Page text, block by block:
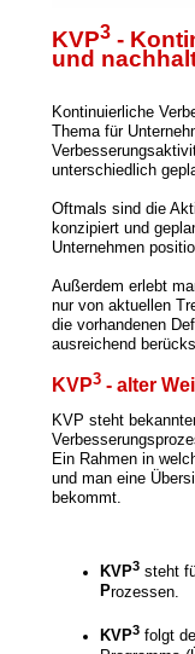
KVP3 -
und
Kontinuierliche
Thema für
unterschiedlich
Oftmals sind die
konzipiert und
Unternehmen
Außerdem erlebt
nur von aktuellen
die vorhandenen
ausreichend
KVP3 - alter
KVP steht
Ein Rahmen in
und man eine
bekommt.
KVP3 steht
Prozessen.
KVP3 folgt